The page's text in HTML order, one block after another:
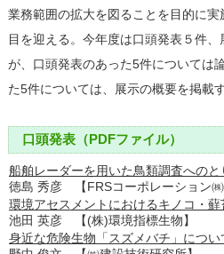
業務範囲の拡大を図ることを目的に
目を迎える。今年度は口頭発表５件
が、口頭発表のあった5件については
た5件については、展示の概要を掲載す
口頭発表（PDFファイル）
船舶レーダーを用いた鳥類調査へのと
徳島 秀彦 【FRSコーポレーション㈱
環境アセスメントにおけるキノコ・
池田 英彦 【(株)環境指標生物】
身近な危険生物「スズメバチ」につい